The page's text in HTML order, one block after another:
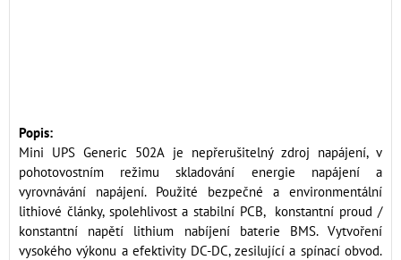
Popis:
Mini UPS Generic 502A je nepřerušitelný zdroj napájení, v
pohotovostním režimu skladování energie napájení a
vyrovnávání napájení. Použité bezpečné a environmentální
lithiové články, spolehlivost a stabilní PCB, konstantní proud /
konstantní napětí lithium nabíjení baterie BMS. Vytvoření
vysokého výkonu a efektivity DC-DC, zesilující a spínací obvod.